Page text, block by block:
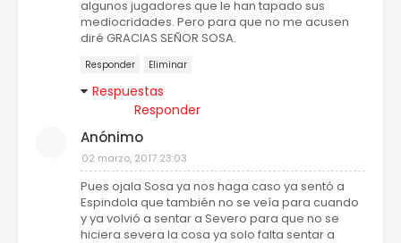
algunos jugadores que le han tapado sus
mediocridades. Pero para que no me acusen
diré GRACIAS SEÑOR SOSA.
Responder Eliminar
Respuestas
Responder
Anónimo
02 marzo, 2017 23:03
Pues ojala Sosa ya nos haga caso ya sentó a
Espindola que también no se veía para cuando
y ya volvió a sentar a Severo para que no se
hiciera severa la cosa ya solo falta sentar a